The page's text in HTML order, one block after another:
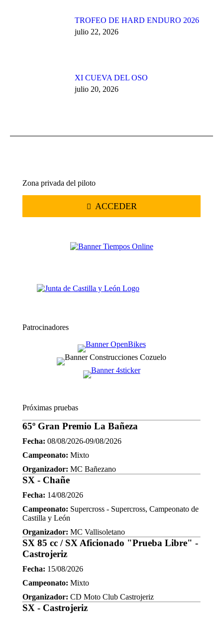
TROFEO DE HARD ENDURO 2026
julio 22, 2026
XI CUEVA DEL OSO
julio 20, 2026
Zona privada del piloto
ACCEDER
Patrocinadores
Próximas pruebas
65º Gran Premio La Bañeza
Fecha: 08/08/2026-09/08/2026
Campeonato: Mixto
Organizador: MC Bañezano
SX - Chañe
Fecha: 14/08/2026
Campeonato: Supercross - Supercross, Campeonato de
Castilla y León
Organizador: MC Vallisoletano
SX 85 cc / SX Aficionado "Prueba Libre" -
Castrojeriz
Fecha: 15/08/2026
Campeonato: Mixto
Organizador: CD Moto Club Castrojeriz
SX - Castrojeriz